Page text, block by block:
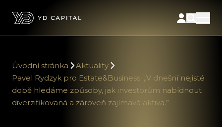
Úvodní stránka
Aktuality
Pavel Rydzyk pro Estate&Business: „V dnešní nejisté
době hledáme způsoby, jak investorům nabídnout
diverzifikovaná a zároveň zajímavá aktiva.”